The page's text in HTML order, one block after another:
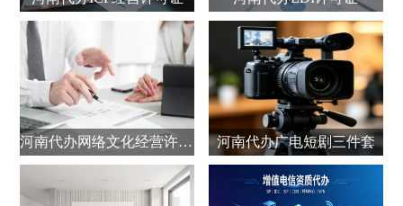
河南代办网络文化经营许可证 河南代办广电短剧三件套